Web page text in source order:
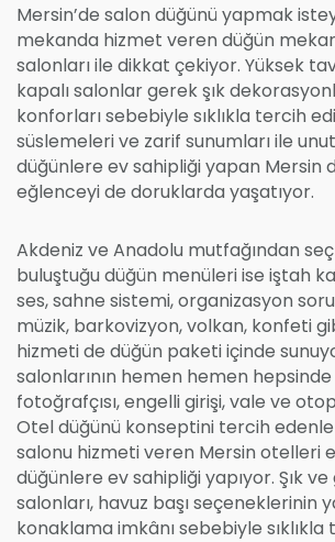
Mersin’de salon düğünü yapmak
mekanda hizmet veren düğün
salonları ile dikkat çekiyor. Yüksek
kapalı salonlar gerek şık
konforları sebebiyle sıklıkla tercih
süslemeleri ve zarif sunumları ile
düğünlere ev sahipliği yapan Mersin
eğlenceyi de doruklarda yaşatıyor.
Akdeniz ve Anadolu mutfağından
buluştuğu düğün menüleri ise iştah
ses, sahne sistemi, organizasyon
müzik, barkovizyon, volkan, konfeti
hizmeti de düğün paketi içinde
salonlarının hemen hemen
fotoğrafçısı, engelli girişi, vale ve
Otel düğünü konseptini tercih
salonu hizmeti veren Mersin otelleri
düğünlere ev sahipliği yapıyor. Şık
salonları, havuz başı seçeneklerinin
konaklama imkânı sebebiyle